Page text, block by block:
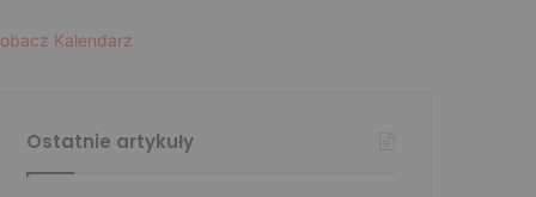
Kalendarz
Ostatnie artykuły